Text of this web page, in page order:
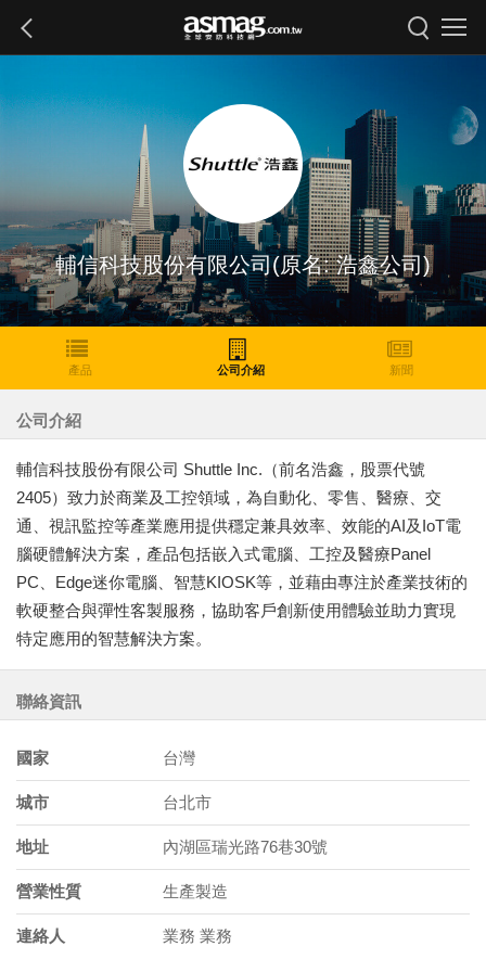
輔信科技股份有限公司(原名: 浩鑫公司)
產品 公司介紹 新聞
公司介紹
輔信科技股份有限公司 Shuttle Inc.（前名浩鑫，股票代號
2405）致力於商業及工控領域，為自動化、零售、醫療、交
通、視訊監控等產業應用提供穩定兼具效率、效能的AI及IoT電
腦硬體解決方案，產品包括嵌入式電腦、工控及醫療Panel
PC、Edge迷你電腦、智慧KIOSK等，並藉由專注於產業技術的
軟硬整合與彈性客製服務，協助客戶創新使用體驗並助力實現
特定應用的智慧解決方案。
聯絡資訊
國家 台灣
城市 台北市
地址 內湖區瑞光路76巷30號
營業性質 生產製造
連絡人 業務 業務